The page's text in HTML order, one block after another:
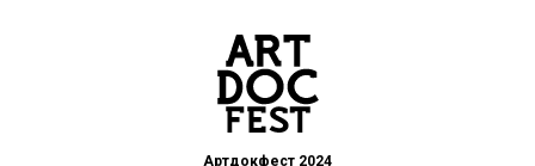
Артдокфест 2024